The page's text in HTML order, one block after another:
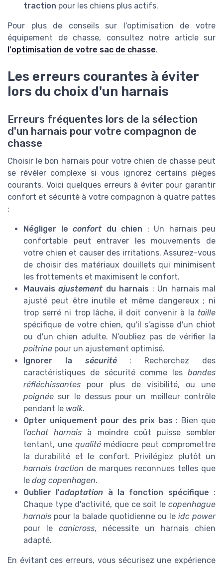
traction pour les chiens plus actifs.
Pour plus de conseils sur l'optimisation de votre
équipement de chasse, consultez notre article sur
l'optimisation de votre sac de chasse.
Les erreurs courantes à éviter
lors du choix d'un harnais
Erreurs fréquentes lors de la sélection
d'un harnais pour votre compagnon de
chasse
Choisir le bon harnais pour votre chien de chasse peut
se révéler complexe si vous ignorez certains pièges
courants. Voici quelques erreurs à éviter pour garantir
confort et sécurité à votre compagnon à quatre pattes
:
Négliger le confort du chien : Un harnais peu
confortable peut entraver les mouvements de
votre chien et causer des irritations. Assurez-vous
de choisir des matériaux douillets qui minimisent
les frottements et maximisent le confort.
Mauvaisajustement du harnais : Un harnais mal
ajusté peut être inutile et même dangereux ; ni
trop serré ni trop lâche, il doit convenir à la taille
spécifique de votre chien, qu'il s'agisse d'un chiot
ou d'un chien adulte. N’oubliez pas de vérifier la
poitrine pour un ajustement optimisé.
Ignorer la sécurité: Recherchez des
caractéristiques de sécurité comme les bandes
réfléchissantes pour plus de visibilité, ou une
poignée sur le dessus pour un meilleur contrôle
pendant le walk.
Opter uniquement pour des prix bas : Bien que
l'achat harnais à moindre coût puisse sembler
tentant, une qualitémédiocre peut compromettre
la durabilité et le confort. Privilégiez plutôt un
harnais traction de marques reconnues telles que
le dog copenhagen.
Oublier l'adaptation à la fonction spécifique :
Chaque type d'activité, que ce soit le copenhague
harnais pour la balade quotidienne ou leidc power
pour le canicross, nécessite un harnais chien
adapté.
En évitant ces erreurs, vous sécurisez une expérience